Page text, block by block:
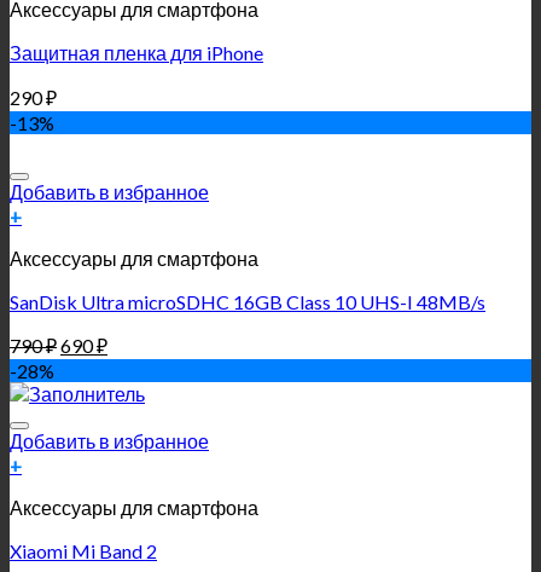
Аксессуары для смартфона
Защитная пленка для iPhone
290₽
-13%
Добавить в избранное
+
Аксессуары для смартфона
SanDisk Ultra microSDHC 16GB Class 10 UHS-I 48MB/s
790₽690₽
-28%
Добавить в избранное
+
Аксессуары для смартфона
Xiaomi Mi Band 2